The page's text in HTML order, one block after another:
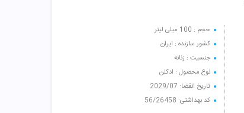
حجم : 100 میلی لیتر
کشور سازنده : ایران
جنسیت : زنانه
نوع محصول : ادکلن
تاریخ انقضا: 2029/07
کد بهداشتی: 56/26458